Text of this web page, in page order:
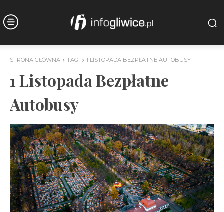
STRONA GŁÓWNA TAGI 1 LISTOPADA BEZPŁATNE AUTOBUSY
1 Listopada Bezpłatne
Autobusy